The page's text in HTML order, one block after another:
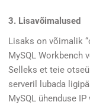
3. Lisavõimalused
Lisaks on võimalik
MySQL Workbench
Selleks et teie
serveril lubada
MySQL ühenduse